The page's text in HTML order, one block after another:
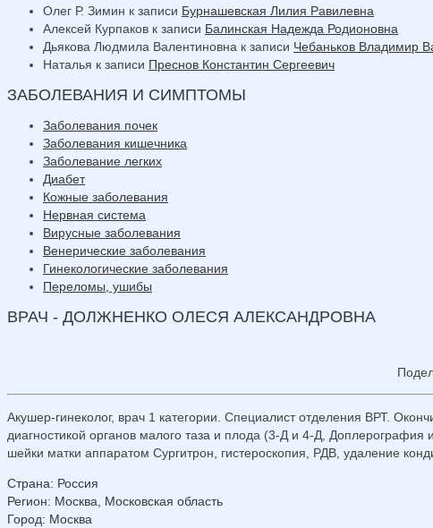
Олег Р. Зимин к записи Бурнашевская Лилия Равилевна
Алексей Курпаков к записи Балинская Надежда Родионовна
Дьякова Людмила Валентиновна к записи Чебаньков Владимир
Наталья к записи Преснов Константин Сергеевич
ЗАБОЛЕВАНИЯ И СИМПТОМЫ
Заболевания почек
Заболевания кишечника
Заболевание легких
Диабет
Кожные заболевания
Нервная система
Вирусные заболевания
Венерические заболевания
Гинекологические заболевания
Переломы, ушибы
ВРАЧ - ДОЛЖНЕНКО ОЛЕСЯ АЛЕКСАНДРОВНА
Акушер-гинеколог, врач 1 категории. Специалист отделения ВРТ.
диагностикой органов малого таза и плода (3-Д и 4-Д,
шейки матки аппаратом Сургитрон, гистероскопия, РДВ, удаление
Страна: Россия
Регион: Москва, Московская область
Город: Москва